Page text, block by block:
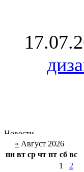
« Август 2026
пн вт ср чт пт сб вс
1
2